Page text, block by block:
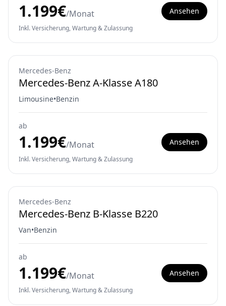
1.199€/Monat Ansehen
Inkl. Versicherung, Wartung & Zulassung
Mercedes-Benz
Mercedes-Benz A-Klasse A180
Limousine•Benzin
ab
1.199€/Monat Ansehen
Inkl. Versicherung, Wartung & Zulassung
Mercedes-Benz
Mercedes-Benz B-Klasse B220
Van•Benzin
ab
1.199€/Monat Ansehen
Inkl. Versicherung, Wartung & Zulassung